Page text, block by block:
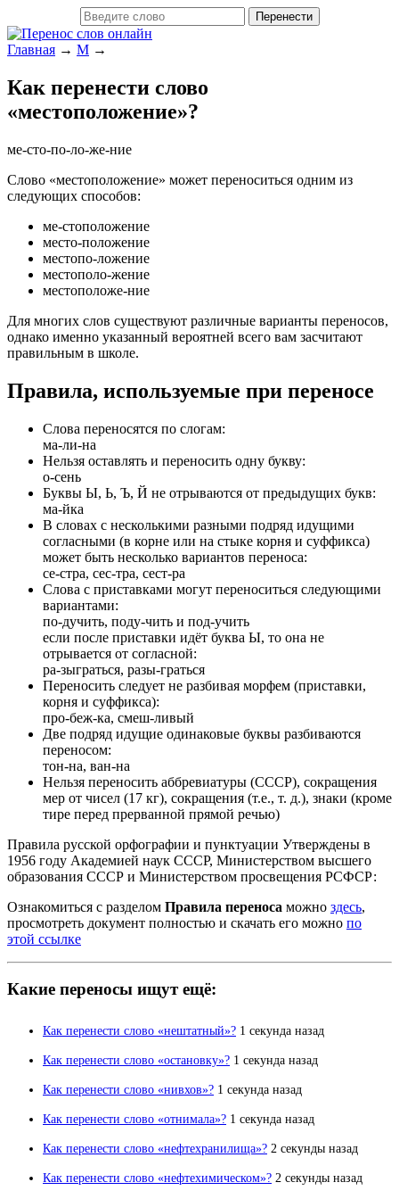
Главная → М →
Как перенести слово
«местоположение»?
ме-сто-по-ло-же-ние
Слово «местоположение» может переноситься одним из
следующих способов:
ме-стоположение
место-положение
местопо-ложение
местополо-жение
местоположе-ние
Для многих слов существуют различные варианты переносов,
однако именно указанный вероятней всего вам засчитают
правильным в школе.
Правила, используемые при переносе
Слова переносятся по слогам:
ма-ли-на
Нельзя оставлять и переносить одну букву:
о-сень
Буквы Ы, Ь, Ъ, Й не отрываются от предыдущих букв:
ма-йка
В словах с несколькими разными подряд идущими
согласными (в корне или на стыке корня и суффикса)
может быть несколько вариантов переноса:
се-стра, сес-тра, сест-ра
Слова с приставками могут переноситься следующими
вариантами:
по-дучить, поду-чить и под-учить
если после приставки идёт буква Ы, то она не
отрывается от согласной:
ра-зыграться, разы-граться
Переносить следует не разбивая морфем (приставки,
корня и суффикса):
про-беж-ка, смеш-ливый
Две подряд идущие одинаковые буквы разбиваются
переносом:
тон-на, ван-на
Нельзя переносить аббревиатуры (СССР), сокращения
мер от чисел (17 кг), сокращения (т.е., т. д.), знаки (кроме
тире перед прерванной прямой речью)
Правила русской орфографии и пунктуации Утверждены в
1956 году Академией наук СССР, Министерством высшего
образования СССР и Министерством просвещения РСФСР:
Ознакомиться с разделом Правила переноса можно здесь,
просмотреть документ полностью и скачать его можно по
этой ссылке
Какие переносы ищут ещё:
Как перенести слово «нештатный»? 1 секунда назад
Как перенести слово «остановку»? 1 секунда назад
Как перенести слово «нивхов»? 1 секунда назад
Как перенести слово «отнимала»? 1 секунда назад
Как перенести слово «нефтехранилища»? 2 секунды назад
Как перенести слово «нефтехимическом»? 2 секунды назад